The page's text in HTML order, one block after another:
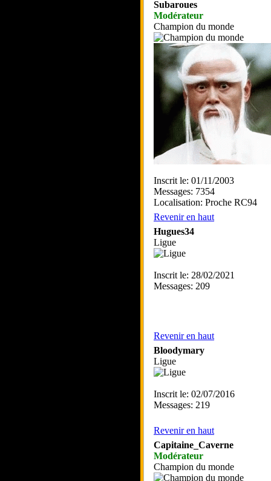
Subaroues
Modérateur
Champion du monde
Inscrit le: 01/11/2003
Messages: 7354
Localisation: Proche RC94
Revenir en haut
Hugues34
Ligue
Inscrit le: 28/02/2021
Messages: 209
Revenir en haut
Bloodymary
Ligue
Inscrit le: 02/07/2016
Messages: 219
Revenir en haut
Capitaine_Caverne
Modérateur
Champion du monde